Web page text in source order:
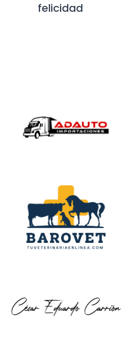
felicidad